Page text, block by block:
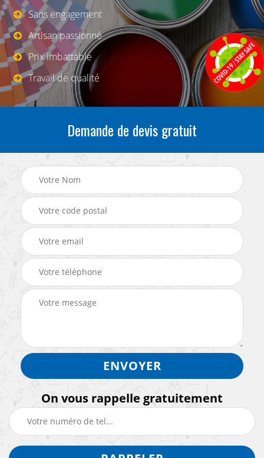
Sans engagement
Artisan passionné
Prix imbattable
Travail de qualité
Demande de devis gratuit
On vous rappelle gratuitement